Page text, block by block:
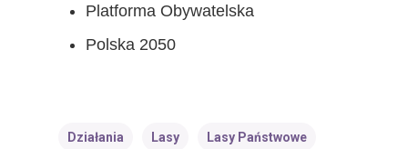
Platforma Obywatelska
Polska 2050
Działania Lasy Lasy Państwowe